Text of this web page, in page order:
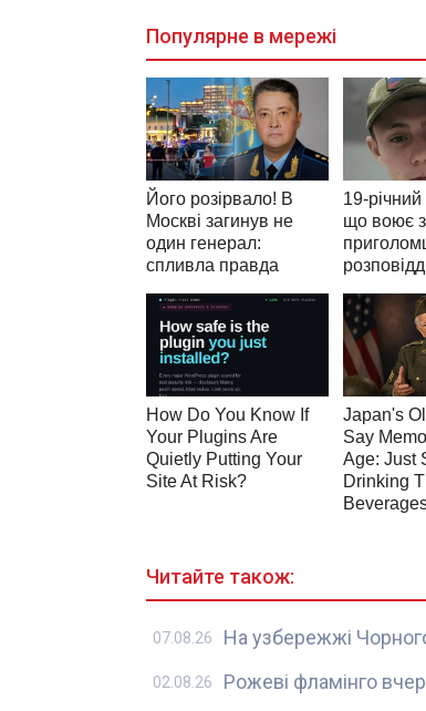
Читайте також:
На узбережжі
07.08.26
Рожеві фламінго
02.08.26